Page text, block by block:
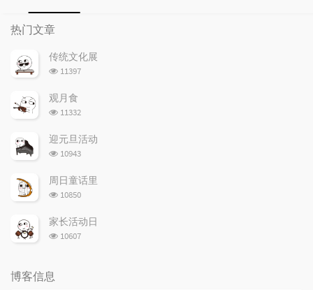
热
门
文
章
热门文章
传统文化展
浏
次
数:
11397
观月食
浏
次
数:
11332
迎元旦活动
浏
次
数:
10943
周日童话里
浏
次
数:
10850
家长活动日
浏
10607
博客信息